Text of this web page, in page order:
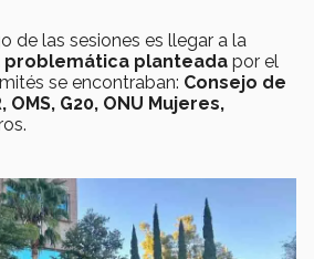
de las sesiones es llegar a la
problemática planteada por el
se encontraban: Consejo de
OMS, G20, ONU Mujeres,